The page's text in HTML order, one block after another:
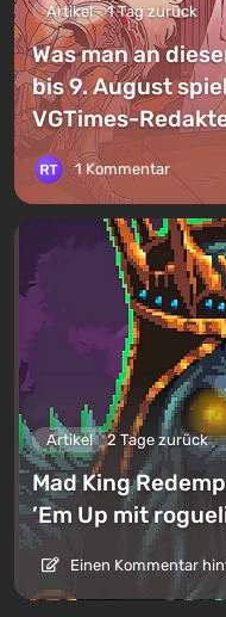
Artikel 1 Tag zurück
Was man an
bis 9. August
VGTimes-
1 Kommentar
Artikel 2 Tage zurück
Mad King
’Em Up mit
Einen Kommentar